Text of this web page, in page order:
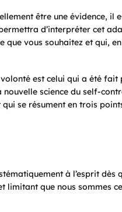
être une évidence, il
d’interpréter cet
vous souhaitez et qui,
est celui qui a été
science du self-
se résument en trois
à l’esprit dès
limitant que nous sommes